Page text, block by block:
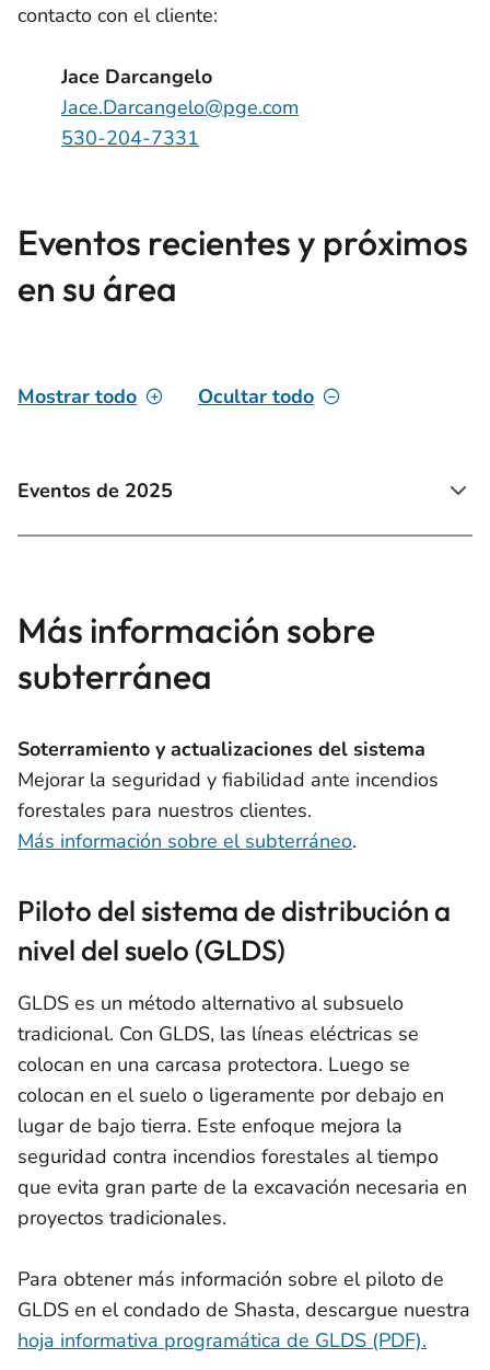
contacto con el cliente:
Jace Darcangelo
Jace.Darcangelo@pge.com
530-204-7331
Eventos recientes y próximos
en su área
Mostrar todo Ocultar todo
Eventos de 2025
Más información sobre
subterránea
Soterramiento y actualizaciones del sistema
Mejorar la seguridad y fiabilidad ante incendios
forestales para nuestros clientes.
Más información sobre el subterráneo.
Piloto del sistema de distribución a
nivel del suelo (GLDS)
GLDS es un método alternativo al subsuelo
tradicional. Con GLDS, las líneas eléctricas se
colocan en una carcasa protectora. Luego se
colocan en el suelo o ligeramente por debajo en
lugar de bajo tierra. Este enfoque mejora la
seguridad contra incendios forestales al tiempo
que evita gran parte de la excavación necesaria en
proyectos tradicionales.
Para obtener más información sobre el piloto de
GLDS en el condado de Shasta, descargue nuestra
hoja informativa programática de GLDS (PDF).